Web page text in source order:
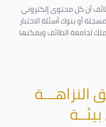
أن كل محتوى إلكتروني
أو بنوك أسئلة الاختبار
لجامعة الطائف ويمكنها
النزاهـــة